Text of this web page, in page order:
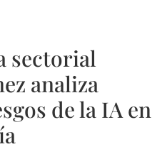
sectorial
analiza
de la IA en